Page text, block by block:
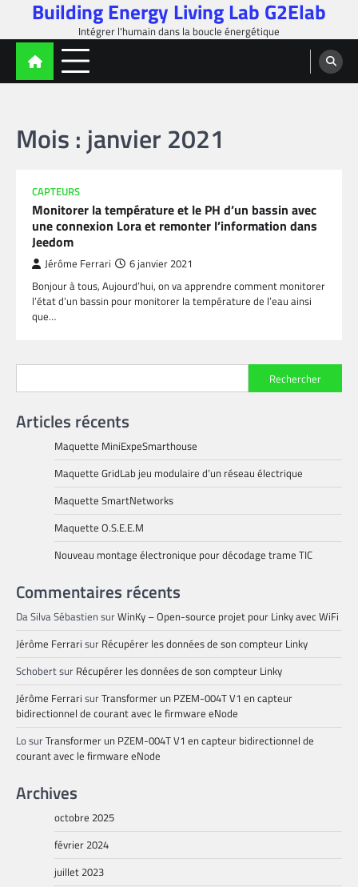
content
Building Energy Living Lab G2Elab
Intégrer l'humain dans la boucle énergétique
Mois : janvier 2021
CAPTEURS
Monitorer la température et le PH d’un bassin avec
une connexion Lora et remonter l’information dans
Jeedom
Jérôme Ferrari 6 janvier 2021
Bonjour à tous, Aujourd’hui, on va apprendre comment monitorer
l’état d’un bassin pour monitorer la température de l’eau ainsi
que…
Rechercher
Articles récents
Maquette MiniExpeSmarthouse
Maquette GridLab jeu modulaire d’un réseau électrique
Maquette SmartNetworks
Maquette O.S.E.E.M
Nouveau montage électronique pour décodage trame TIC
Commentaires récents
Da Silva Sébastien surWinKy – Open-source projet pour Linky avec WiFi
Jérôme Ferrari sur Récupérer les données de son compteur Linky
Schobertsur Récupérer les données de son compteur Linky
Jérôme Ferrari surTransformer un PZEM-004T V1 en capteur
bidirectionnel de courant avec le firmware eNode
LosurTransformer un PZEM-004T V1 en capteur bidirectionnel de
courant avec le firmware eNode
Archives
octobre 2025
février 2024
juillet 2023